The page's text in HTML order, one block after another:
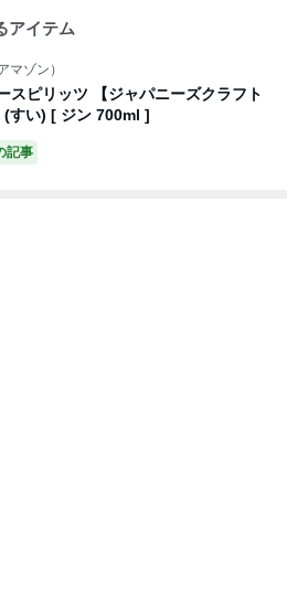
アイテム
マゾン）
スピリッツ 【ジャパニーズクラフト
(すい) [ ジン 700ml ]
記事